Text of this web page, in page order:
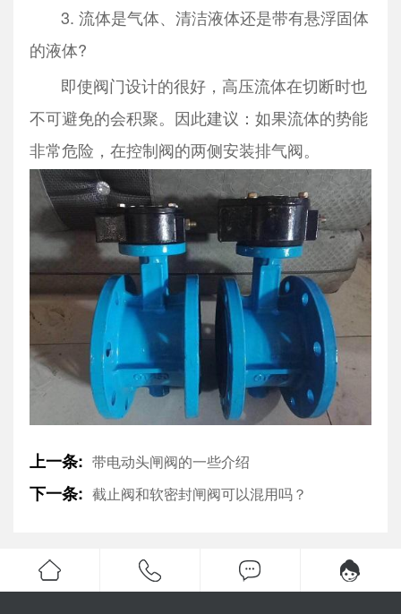
3. 流体是气体、清洁液体还是带有悬浮固体
的液体?
即使阀门设计的很好，高压流体在切断时也
不可避免的会积聚。因此建议：如果流体的势能
非常危险，在控制阀的两侧安装排气阀。
上一条: 带电动头闸阀的一些介绍
下一条: 截止阀和软密封闸阀可以混用吗？